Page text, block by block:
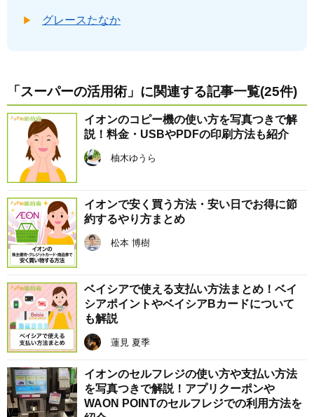
グレースたなか
「スーパーの活用術」に関連する記事一覧(25件)
イオンのコピー機の使い方を写真つきで解
説！料金・USBやPDFの印刷方法も紹介
柚木ゆうら
イオンで安く買う方法・安い日でお得に節
約するやり方まとめ
松本 博樹
ベイシアで使える支払い方法まとめ！ベイ
シアポイントやベイシアBカードについて
も解説
蓮見 夏季
イオンのセルフレジの使い方や支払い方法
を写真つきで解説！アプリクーポンや
WAON POINTのセルフレジでの利用方法を